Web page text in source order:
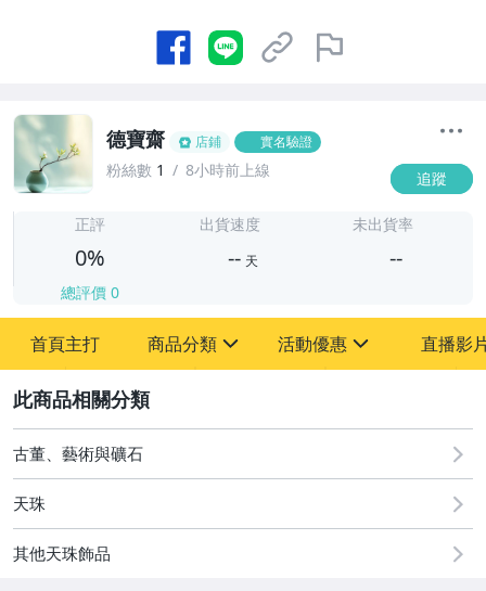
德寶齋 店鋪 實名驗證
粉絲數 1 8小時前上線 追蹤
-
正評
0%
總評價 0
出貨速度
-- 天
未出貨率
--
首頁主打 商品分類
其它
活動優惠
[全店] 追蹤本賣場立減60元【粉絲轉享】
直播影
古董、藝術與礦石
天珠
其他天珠飾品